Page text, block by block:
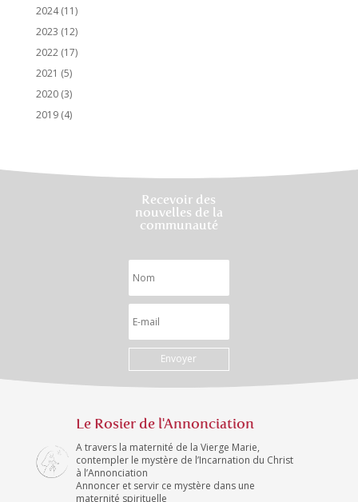
2024(11)
2023 (12)
2022(17)
2021 (5)
2020(3)
2019(4)
Recevoir des
nouvelles de la
communauté
Envoyer
Le Rosier de l'Annonciation
A travers la maternité de la Vierge Marie,
contempler le mystère de l’Incarnation du Christ
à l’Annonciation
Annoncer et servir ce mystère dans une
maternité spirituelle